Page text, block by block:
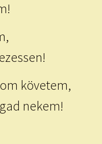
LIMITÁLT!
követem,
nekem!